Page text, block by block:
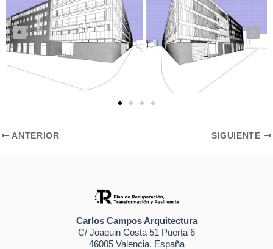
ANTERIOR SIGUIENTE
Carlos Campos Arquitectura
C/ Joaquin Costa 51 Puerta 6
46005 Valencia, España